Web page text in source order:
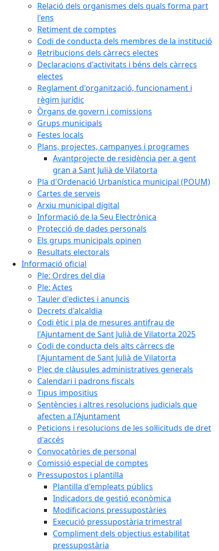
Relació dels organismes dels quals forma part
l'ens
Retiment de comptes
Codi de conducta dels membres de la institució
Retribucions dels càrrecs electes
Declaracions d'activitats i béns dels càrrecs
electes
Reglament d'organització, funcionament i
règim jurídic
Òrgans de govern i comissions
Grups municipals
Festes locals
Plans, projectes, campanyes i programes
Avantprojecte de residència per a gent
gran a Sant Julià de Vilatorta
Pla d'Ordenació Urbanística municipal (POUM)
Cartes de serveis
Arxiu municipal digital
Informació de la Seu Electrònica
Protecció de dades personals
Els grups municipals opinen
Resultats electorals
Informació oficial
Ple: Ordres del dia
Ple: Actes
Tauler d'edictes i anuncis
Decrets d'alcaldia
Codi ètic i pla de mesures antifrau de
l'Ajuntament de Sant Julià de Vilatorta 2025
Codi de conducta dels alts càrrecs de
l'Ajuntament de Sant Julià de Vilatorta
Plec de clàusules administratives generals
Calendari i padrons fiscals
Tipus impositius
Sentències i altres resolucions judicials que
afecten a l'Ajuntament
Peticions i resolucions de les sol·licituds de dret
d'accés
Convocatòries de personal
Comissió especial de comptes
Pressupostos i plantilla
Plantilla d'empleats públics
Indicadors de gestió econòmica
Modificacions pressupostàries
Execució pressupostària trimestral
Compliment dels objectius estabilitat
pressupostària